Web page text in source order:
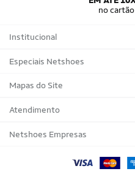
no
Institucional
Sobre a Netshoes
Política de Privacidade
Programa de Afiliados
Regulamentos
Especiais Netshoes
Suplementos
Corrida
Bicicletas
Mapas do Site
Marcas
Tipos de Produtos
Atendimento
Trocas e devoluções
Netshoes Empresas
Marketplace Netshoes